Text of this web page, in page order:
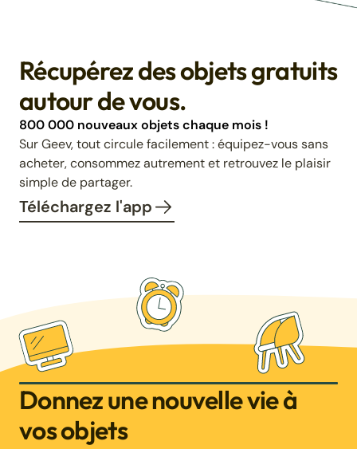
Récupérez des objets gratuits
autour de vous.
800 000 nouveaux objets chaque mois !
Sur Geev, tout circule facilement : équipez-vous sans
acheter, consommez autrement et retrouvez le plaisir
simple de partager.
Téléchargez l'app
Donnez une nouvelle vie à
vos objets